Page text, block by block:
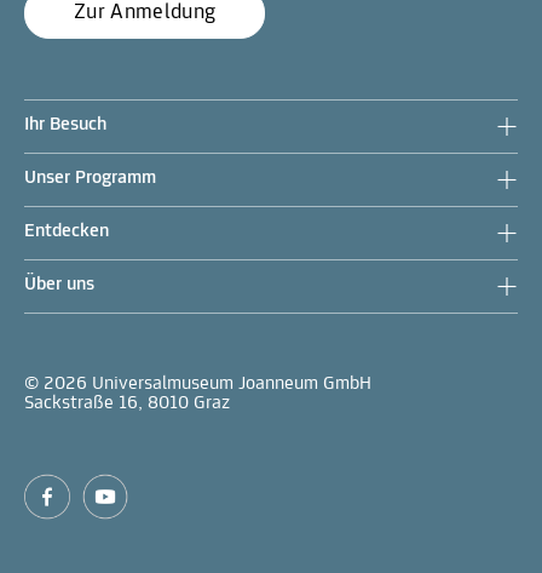
Zur Anmeldung
Ihr Besuch
Unser Programm
Entdecken
Über uns
© 2026 Universalmuseum Joanneum GmbH
Sackstraße 16, 8010 Graz